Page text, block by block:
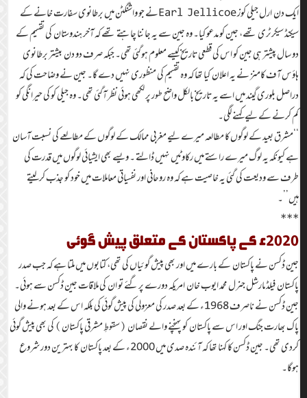
ایک دن ارل جیلی کوز Earl Jellicoeنے جو واشنگٹن میں برطانوی سفارت خانے کے
سیکنڈ سیکرٹری تھے، جین کو مدعو کیا۔ وہ جین سے یہ جاننا چاہتے تھے کہ آخر ہندوستان کی تقسیم کے
دو سال پیشتر ہی جین کو اس کی قطعی تاریخ کیسے معلوم ہوگئی تھی۔ جبکہ صرف دو دن بیشتر برطانوی
ہاؤس آف کامنز نے یہ اعلان کیا تھا کہ وہ تقسیم کی منظوری نہیں دے گا۔ جین نے وضاحت کی کہ
دراصل بلوری گیند میں اسے یہ تاریخ بالکل واضح طور پر لکھی ہوئی نظر آگئی تھی۔ وہ جیلی کو کی حیرانگی کو
کم کرنے کے لیے کہنے لگی۔
‘‘مشرق بعید کے لوگوں کا مطالعہ میرے لیے مغربی ممالک کے لوگوں کے مطالعے کی نسبت آسان
ہے کیونکہ یہ لوگ میرے راستے میں رکاوٹیں نہیں ڈالتے ۔ ویسے بھی ایشیائی لوگوں میں قدرت کی
طرف سے ودیعت کی گئی یہ خاصیت ہے کہ وہ روحانی اور نفسیاتی معاملات میں خود کو جذب کرلیتے
ہیں’’۔
***
2020ء کے پاکستان کے متعلق پیش گوئی
جین ڈکسن نے پاکستان کے بارے میں اور بھی پیش گوئیاں کی تھی، کتابوں میں ملتا ہے کہ جب صدر
پاکستان فیلڈ مارشل جنرل محمد ایوب خان امریکہ دورے پر گئے تو ان کی ملاقات جین ڈکسن سے ہوئی۔
جین ڈکسن نے ناصرف 1968ء کے بعد صدر کی معزولی کی پیش گوئی کی بلکہ اس کے بعد ہونے والی
پاک بھارت جنگ اور اس سے پاکستان کو پہنچنے والے نقصان (سقوطِ مشرقی پاکستان) کی بھی پیش گوئی
کردی تھی۔ جین ڈکسن کا کہنا تھا کہ آئندہ صدی میں 2000ء کے بعد پاکستان کا بہترین دور شروع
ہوگا۔